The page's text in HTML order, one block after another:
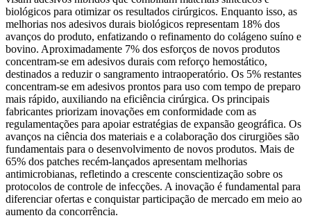
biológicos para otimizar os resultados cirúrgicos. Enquanto isso, as
melhorias nos adesivos durais biológicos representam 18% dos
avanços do produto, enfatizando o refinamento do colágeno suíno e
bovino. Aproximadamente 7% dos esforços de novos produtos
concentram-se em adesivos durais com reforço hemostático,
destinados a reduzir o sangramento intraoperatório. Os 5% restantes
concentram-se em adesivos prontos para uso com tempo de preparo
mais rápido, auxiliando na eficiência cirúrgica. Os principais
fabricantes priorizam inovações em conformidade com as
regulamentações para apoiar estratégias de expansão geográfica. Os
avanços na ciência dos materiais e a colaboração dos cirurgiões são
fundamentais para o desenvolvimento de novos produtos. Mais de
65% dos patches recém-lançados apresentam melhorias
antimicrobianas, refletindo a crescente conscientização sobre os
protocolos de controle de infecções. A inovação é fundamental para
diferenciar ofertas e conquistar participação de mercado em meio ao
aumento da concorrência.